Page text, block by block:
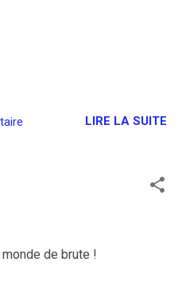
LIRE LA SUITE
de brute !